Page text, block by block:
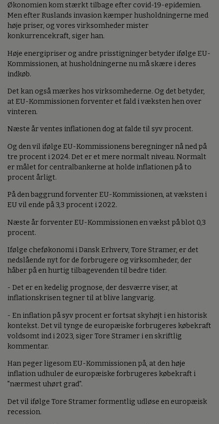
Økonomien kom stærkt tilbage efter covid-19-epidemien.
Men efter Ruslands invasion kæmper husholdningerne med
høje priser, og vores virksomheder mister
konkurrencekraft, siger han.
Høje energipriser og andre prisstigninger betyder ifølge EU-
Kommissionen, at husholdningerne nu må skære i deres
indkøb.
Det kan også mærkes hos virksomhederne. Og det betyder,
at EU-Kommissionen forventer et fald i væksten hen over
vinteren.
Næste år ventes inflationen dog at falde til syv procent.
Og den vil ifølge EU-Kommissionens beregninger nå ned på
tre procent i 2024. Det er et mere normalt niveau. Normalt
er målet for centralbankerne at holde inflationen på to
procent årligt.
På den baggrund forventer EU-Kommissionen, at væksten i
EU vil ende på 3,3 procent i 2022.
Næste år forventer EU-Kommissionen en vækst på blot 0,3
procent.
Ifølge cheføkonomi i Dansk Erhverv, Tore Stramer, er det
nedslående nyt for de forbrugere og virksomheder, der
håber på en hurtig tilbagevenden til bedre tider.
- Det er en kedelig prognose, der desværre viser, at
inflationskrisen tegner til at blive langvarig.
- En inflation på syv procent er fortsat skyhøjt i en historisk
kontekst. Det vil tynge de europæiske forbrugeres købekraft
voldsomt ind i 2023, siger Tore Stramer i en skriftlig
kommentar.
Han peger ligesom EU-Kommissionen på, at den høje
inflation udhuler de europæiske forbrugeres købekraft i
"nærmest uhørt grad".
Det vil ifølge Tore Stramer formentlig udløse en europæisk
recession.